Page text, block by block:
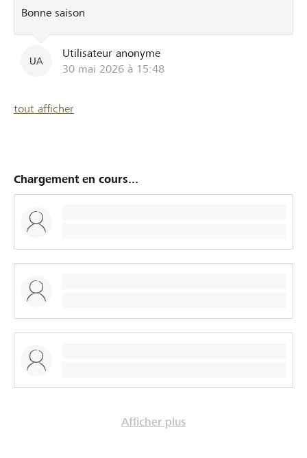
Bonne saison
UA
Utilisateur anonyme
30 mai 2026 à 15:48
tout afficher
Chargement en cours...
Afficher plus